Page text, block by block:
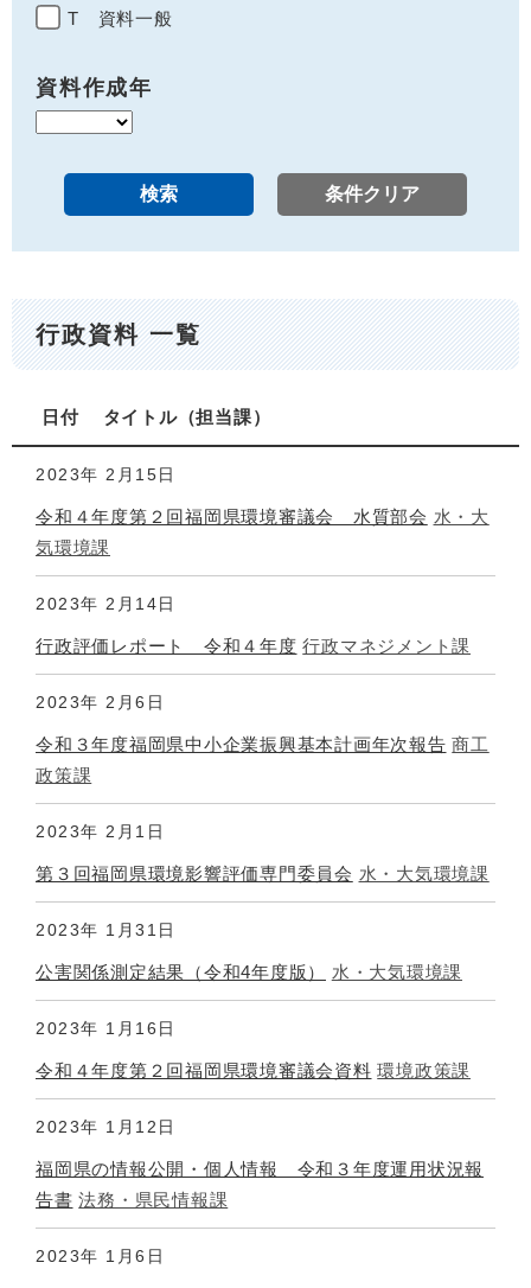
T 資料一般
資料作成年
行政資料 一覧
日付 タイトル 担当課
2023年 2月15日
令和４年度第２回福岡県環境審議会 水質部会 水・大
気環境課
2023年 2月14日
行政評価レポート 令和４年度 行政マネジメント課
2023年 2月6日
令和３年度福岡県中小企業振興基本計画年次報告 商工
政策課
2023年 2月1日
第３回福岡県環境影響評価専門委員会 水・大気環境課
2023年 1月31日
公害関係測定結果（令和4年度版） 水・大気環境課
2023年 1月16日
令和４年度第２回福岡県環境審議会資料 環境政策課
2023年 1月12日
福岡県の情報公開・個人情報 令和３年度運用状況報
告書 法務・県民情報課
2023年 1月6日